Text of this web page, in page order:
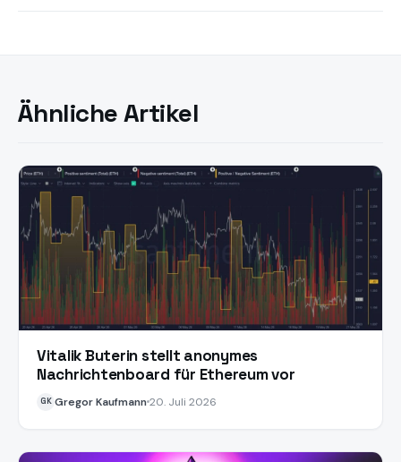
Ähnliche Artikel
Vitalik Buterin stellt anonymes
Nachrichtenboard für Ethereum vor
GK Gregor Kaufmann20. Juli 2026